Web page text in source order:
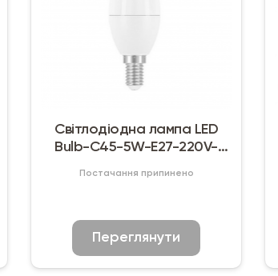
Світлодіодна лампа LED
Bulb-С45-5W-E27-220V-
Постачання припинено
Переглянути